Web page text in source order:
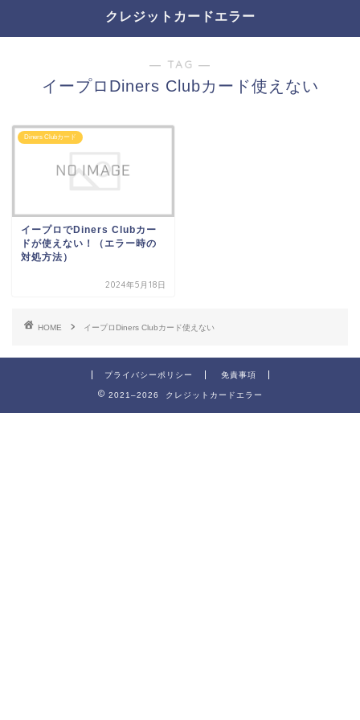
クレジットカードエラー
― TAG ―
イープロDiners Clubカード使えない
Diners Clubカード
イープロでDiners Clubカー
ドが使えない！（エラー時の
対処方法）
2024年5月18日
HOME イープロDiners Clubカード使えない
プライバシーポリシー 免責事項
2021–2026 クレジットカードエラー